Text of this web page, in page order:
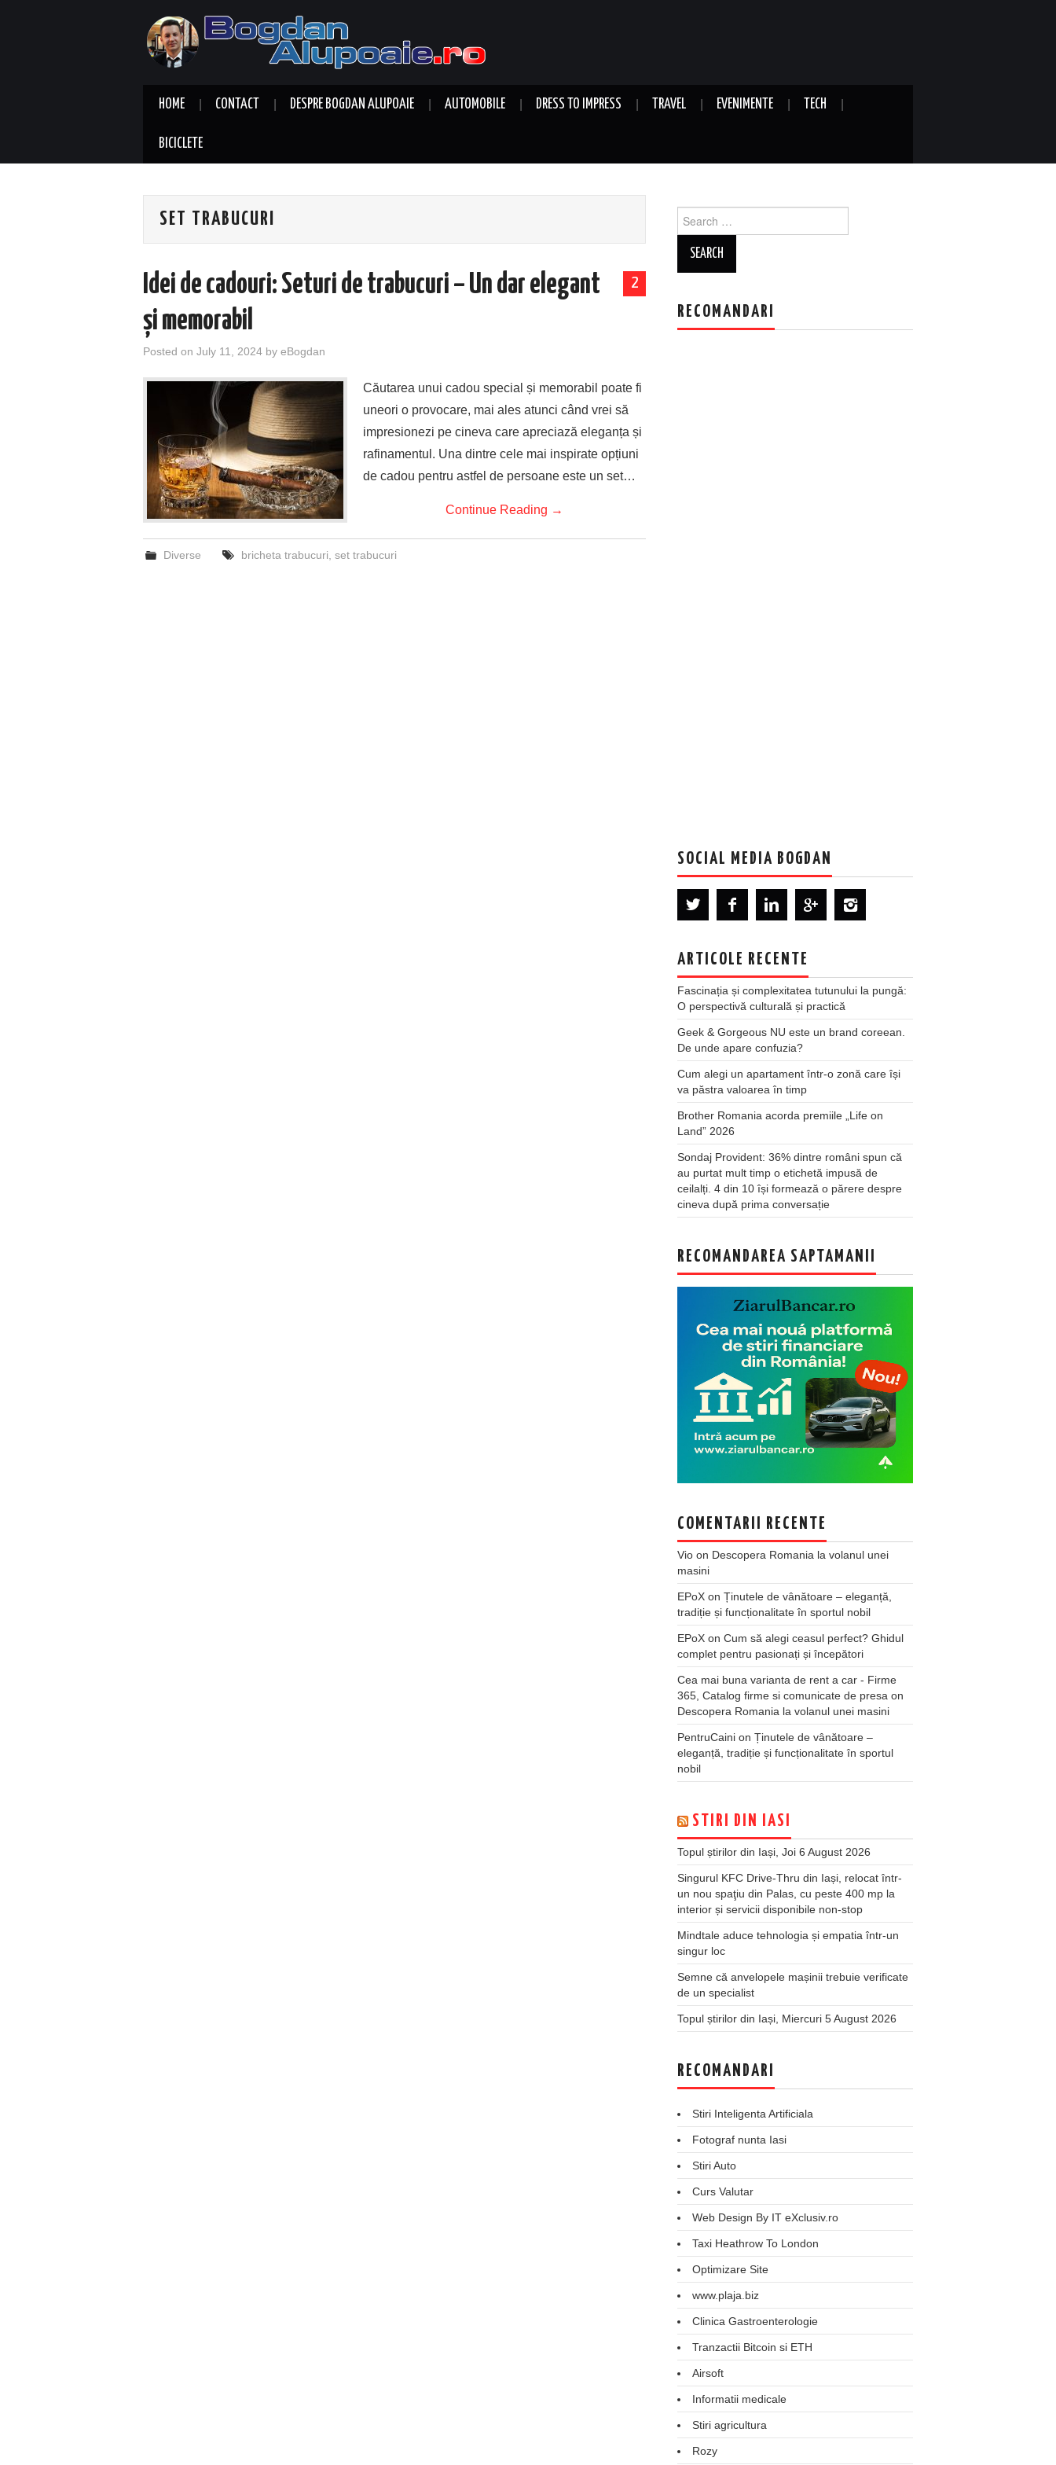
HOME CONTACT DESPRE BOGDAN ALUPOAIE AUTOMOBILE DRESS TO IMPRESS TRAVEL EVENIMENTE TECH
BICICLETE
SET TRABUCURI
2
Idei de cadouri: Seturi de trabucuri – Un dar elegant
și memorabil
Posted on July 11, 2024 by eBogdan
Căutarea unui cadou special și memorabil poate fi
uneori o provocare, mai ales atunci când vrei să
impresionezi pe cineva care apreciază eleganța și
rafinamentul. Una dintre cele mai inspirate opțiuni
de cadou pentru astfel de persoane este un set…
Continue Reading →
Diverse bricheta trabucuri set trabucuri
for:
RECOMANDARI
SOCIAL MEDIA BOGDAN
ARTICOLE RECENTE
Fascinația și complexitatea tutunului la pungă:
O perspectivă culturală și practică
Geek & Gorgeous NU este un brand coreean.
De unde apare confuzia?
Cum alegi un apartament într-o zonă care își
va păstra valoarea în timp
Brother Romania acorda premiile „Life on
Land” 2026
Sondaj Provident: 36% dintre români spun că
au purtat mult timp o etichetă impusă de
ceilalți. 4 din 10 își formează o părere despre
cineva după prima conversație
RECOMANDAREA SAPTAMANII
COMENTARII RECENTE
Vio on Descopera Romania la volanul unei
masini
EPoX on Ținutele de vânătoare – eleganță,
tradiție și funcționalitate în sportul nobil
EPoX on Cum să alegi ceasul perfect? Ghidul
complet pentru pasionați și începători
Cea mai buna varianta de rent a car - Firme
365, Catalog firme si comunicate de presa on
Descopera Romania la volanul unei masini
PentruCaini on Ținutele de vânătoare –
eleganță, tradiție și funcționalitate în sportul
nobil
STIRI DIN IASI
Topul știrilor din Iași, Joi 6 August 2026
Singurul KFC Drive-Thru din Iași, relocat într-
un nou spaţiu din Palas, cu peste 400 mp la
interior și servicii disponibile non-stop
Mindtale aduce tehnologia și empatia într-un
singur loc
Semne că anvelopele mașinii trebuie verificate
de un specialist
Topul știrilor din Iași, Miercuri 5 August 2026
RECOMANDARI
Stiri Inteligenta Artificiala
Fotograf nunta Iasi
Stiri Auto
Curs Valutar
Web Design By IT eXclusiv.ro
Taxi Heathrow To London
Optimizare Site
www.plaja.biz
Clinica Gastroenterologie
Tranzactii Bitcoin si ETH
Airsoft
Informatii medicale
Stiri agricultura
Rozy